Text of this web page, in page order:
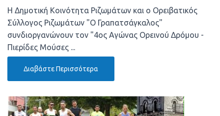
Η Δημοτική Κοινότητα Ριζωμάτων και ο Ορειβατικός
Σύλλογος Ριζωμάτων "Ο Γραπατσάγκαλος"
συνδιοργανώνουν τον "4ος Αγώνας Ορεινού Δρόμου -
Πιερίδες Μούσες ...
Διαβάστε Περισσότερα